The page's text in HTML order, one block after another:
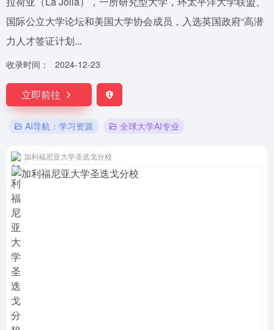
国际公立大学论坛和美国大学协会成员，入选英国政府“高潜
力人才签证计划...
收录时间： 2024-12-23
立即前往
AI导航：学习资源 全球大学AI专业
加利福尼亚大学圣迭戈分校